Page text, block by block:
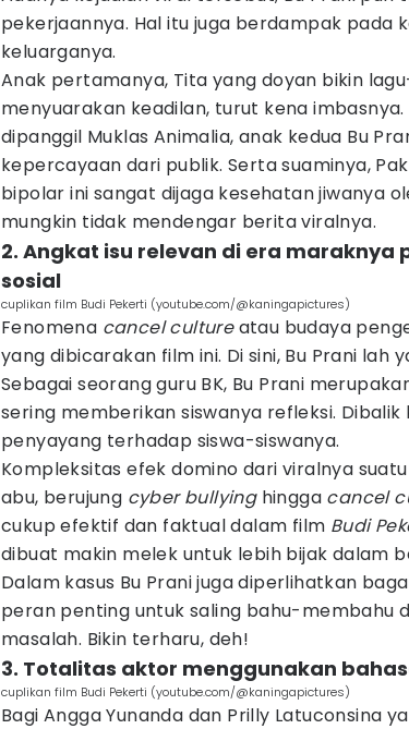
pekerjaannya. Hal itu juga berdampak pada
keluarganya.
Anak pertamanya, Tita yang doyan bikin
menyuarakan keadilan, turut kena imbasnya.
dipanggil Muklas Animalia, anak kedua Bu
kepercayaan dari publik. Serta suaminya,
bipolar ini sangat dijaga kesehatan jiwanya
mungkin tidak mendengar berita viralnya.
2. Angkat isu relevan di era maraknya
sosial
cuplikan film Budi Pekerti (youtube.com/@kaningapictures)
Fenomena cancel cultureatau budaya
yang dibicarakan film ini. Di sini, Bu Prani lah
Sebagai seorang guru BK, Bu Prani
sering memberikan siswanya refleksi. Dibalik
penyayang terhadap siswa-siswanya.
Kompleksitas efek domino dari viralnya
abu, berujung cyber bullyinghingga cancel
cukup efektif dan faktual dalam film Budi
dibuat makin melek untuk lebih bijak dalam
Dalam kasus Bu Prani juga diperlihatkan
peran penting untuk saling bahu-membahu
masalah. Bikin terharu, deh!
3. Totalitas aktor menggunakan
cuplikan film Budi Pekerti (youtube.com/@kaningapictures)
Bagi Angga Yunanda dan Prilly Latuconsina